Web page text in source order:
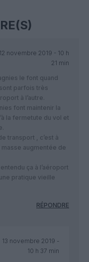
12 novembre 2019 - 10 h
21 min
le font quand
parfois très
à l’autre.
font maintenir la
la fermetute du vol et
transport , c’est à
augmentée de
ça à l’aéroport
pratique vieille
RÉPONDRE
13 novembre 2019 -
10 h 37 min